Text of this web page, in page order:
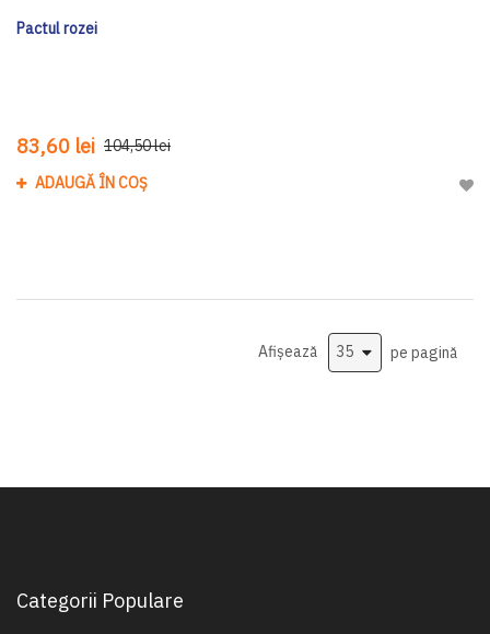
Pactul rozei
83,60 lei 104,50 lei
ADAUGĂ ÎN COȘ
Afișează pe pagină
Categorii Populare